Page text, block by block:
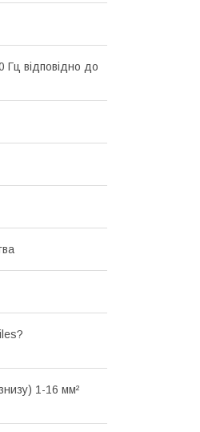
Гц відповідно до
1-16 мм²